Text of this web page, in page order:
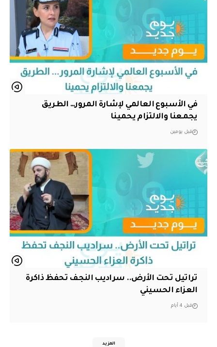
في الأسبوع العالمي لإشارة المرور… الطريق
يجمعنا والالتزام يحمينا
قبل يومين
تراتيل تحت الأرض.. سراديب النجف تحفظ ذاكرة
العزاء الحسيني
قبل 4 أيام
المزيد